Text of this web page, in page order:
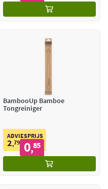
BambooUp Bamboe
Tongreiniger
ADVIESPRIJS
2,79 0,85